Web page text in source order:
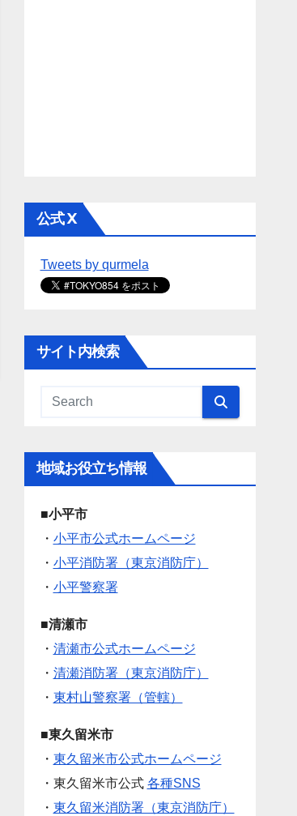
公式 X
Tweets by qurmela
サイト内検索
地域お役立ち情報
■小平市
・ 小平市公式ホームページ
・ 小平消防署（東京消防庁）
・ 小平警察署
■清瀬市
・ 清瀬市公式ホームページ
・ 清瀬消防署（東京消防庁）
・ 東村山警察署（管轄）
■東久留米市
・ 東久留米市公式ホームページ
・東久留米市公式 各種SNS
・ 東久留米消防署（東京消防庁）